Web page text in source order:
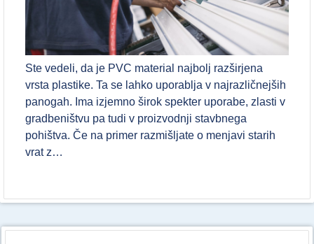
Ste vedeli, da je PVC material najbolj razširjena
vrsta plastike. Ta se lahko uporablja v najrazličnejših
panogah. Ima izjemno širok spekter uporabe, zlasti v
gradbeništvu pa tudi v proizvodnji stavbnega
pohištva. Če na primer razmišljate o menjavi starih
vrat z…